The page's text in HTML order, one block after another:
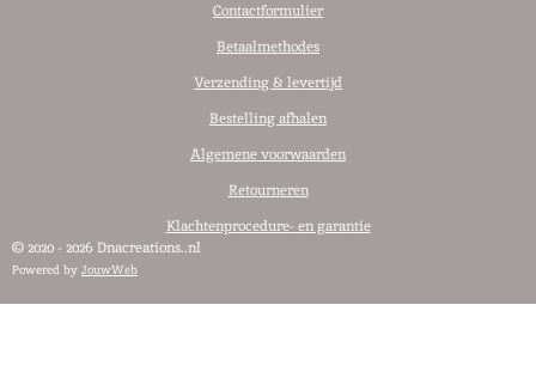
Contactformulier
Betaalmethodes
Verzending & levertijd
Bestelling afhalen
Algemene voorwaarden
Retourneren
Klachtenprocedure- en garantie
© 2020 - 2026 Dnacreations..nl
Powered by JouwWeb